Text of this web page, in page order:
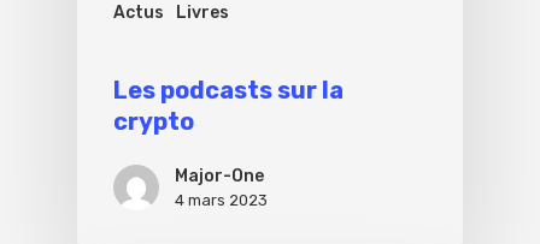
Actus Livres
Les podcasts sur la
crypto
Major-One
4 mars 2023